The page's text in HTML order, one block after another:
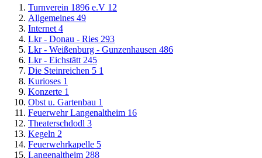
Turnverein 1896 e.V 12
Allgemeines 49
Internet 4
Lkr - Donau - Ries 293
Lkr - Weißenburg - Gunzenhausen 486
Lkr - Eichstätt 245
Die Steinreichen 5 1
Kurioses 1
Konzerte 1
Obst u. Gartenbau 1
Feuerwehr Langenaltheim 16
Theaterschdodl 3
Kegeln 2
Feuerwehrkapelle 5
Langenaltheim 288